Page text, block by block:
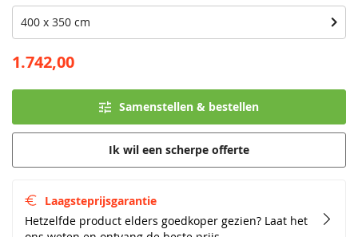
400 x 350 cm
1.742,00
Laagsteprijsgarantie
Hetzelfde product elders goedkoper gezien? Laat het
Samenstellen & bestellen
Ik wil een scherpe offerte